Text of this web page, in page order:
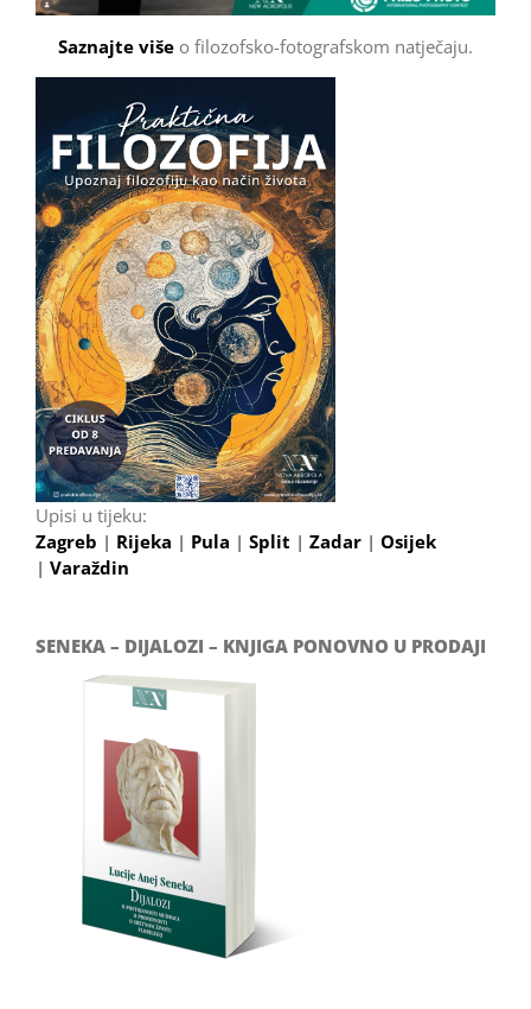
Saznajte više o filozofsko-fotografskom natječaju.
Upisi u tijeku:
Zagreb | Rijeka | Pula | Split | Zadar | Osijek
| Varaždin
SENEKA – DIJALOZI – KNJIGA PONOVNO U PRODAJI